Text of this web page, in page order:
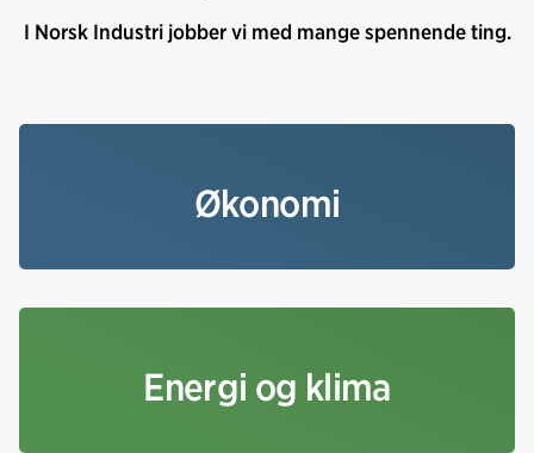
I Norsk Industri jobber vi med mange spennende ting.
Økonomi
Energi og klima